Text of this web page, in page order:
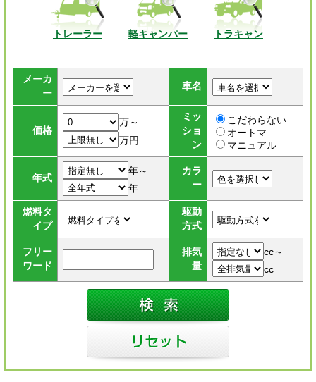
トレーラー 軽キャンパー トラキャン
メーカ
ー
車名
価格
万～
万円
ミッ
ショ
ン
こだわらない
オートマ
マニュアル
年式
年～
年
カラ
ー
燃料タ
イプ
駆動
方式
フリー
ワード
排気
量
cc～
cc